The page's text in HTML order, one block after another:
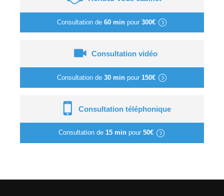
Consultation de 60 minpour 300€
Consultation vidéo
Consultation de 30 minpour 150€
Consultation téléphonique
Consultation de 15 min pour 50€